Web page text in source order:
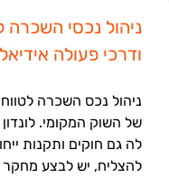
ניהול נכסי השכרה
ודרכי פעולה
ניהול נכס השכרה
של השוק המקומי. לונדון
לה גם חוקים ותקנות
להצליח, יש לבצע מחקר